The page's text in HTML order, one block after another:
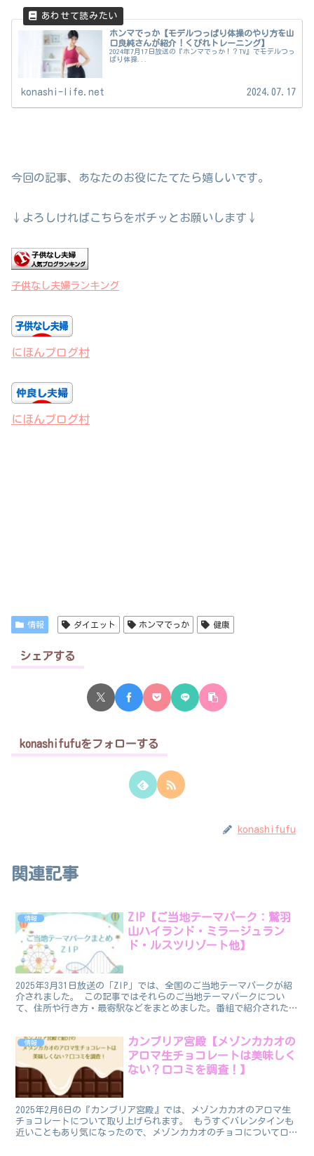
ホンマでっか【モデルつっぱり体操のやり方を山
口良純さんが紹介！くびれトレーニング】
2024年7月17日放送の『ホンマでっか！？TV』でモデルつっ
ぱり体操...
konashi-life.net 2024.07.17
今回の記事、あなたのお役にたてたら嬉しいです。
↓よろしければこちらをポチッとお願いします↓
子供なし夫婦ランキング
にほんブログ村
にほんブログ村
情報 ダイエット ホンマでっか 健康
シェアする
konashifufuをフォローする
konashifufu
関連記事
情報
ZIP【ご当地テーマパーク：鷲羽
山ハイランド・ミラージュラン
ド・ルスツリゾート他】
2025年3月31日放送の「ZIP」では、全国のご当地テーマパークが紹
介されました。 この記事ではそれらのご当地テーマパークについ
て、住所や行き方・最寄駅などをまとめました。番組で紹介された情
情報
カンブリア宮殿【メゾンカカオの
アロマ生チョコレートは美味しく
ない？口コミを調査！】
2025年2月6日の『カンブリア宮殿』では、メゾンカカオのアロマ生
チョコレートについて取り上げられます。 もうすぐバレンタインも
近いこともあり気になったので、メゾンカカオのチョコについて口コ